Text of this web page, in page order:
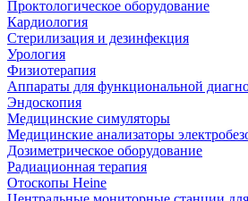
Проктологическое оборудование
Кардиология
Стерилизация и дезинфекция
Урология
Физиотерапия
Аппараты для функциональной
Эндоскопия
Медицинские симуляторы
Медицинские анализаторы
Дозиметрическое оборудование
Радиационная терапия
Отоскопы Heine